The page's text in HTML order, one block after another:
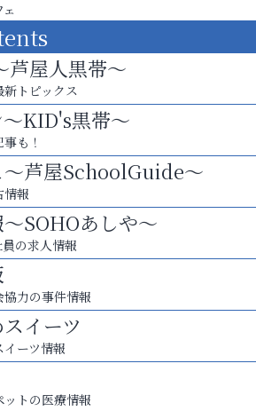
芦屋人黒帯～
トピックス
KID's黒帯～
も！
～芦屋SchoolGuide～
情報
SOHOあしや～
の求人情報
力の事件情報
イーツ
ーツ情報
トの医療情報